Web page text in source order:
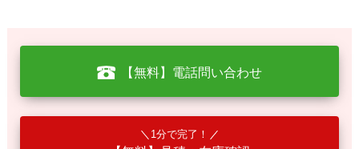
【無料】電話問い合わせ
1分で完了！